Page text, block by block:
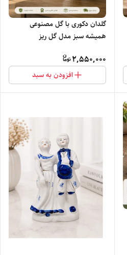
گلدان دکوری با گل مصنوعی
همیشه سبز مدل گل ریز
2,550,000
افزودن به سبد